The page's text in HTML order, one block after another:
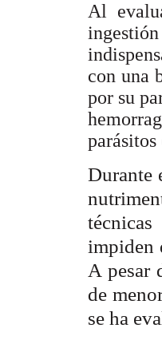
Al
con una
por su
Durante
impiden
A pesar
de
se ha